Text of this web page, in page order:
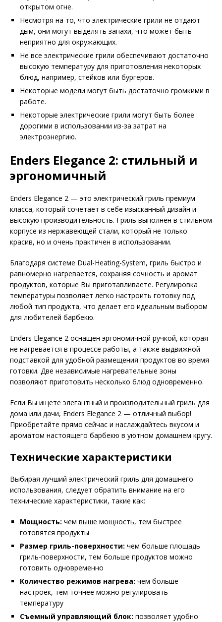
открытом огне.
Несмотря на то, что электрические грили не отдают
дым, они могут выделять запахи, что может быть
неприятно для окружающих.
Не все электрические грили обеспечивают достаточно
высокую температуру для приготовления некоторых
блюд, например, стейков или бургеров.
Некоторые модели могут быть достаточно громкими в
работе.
Некоторые электрические грили могут быть более
дорогими в использовании из-за затрат на
электроэнергию.
Enders Elegance 2: стильный и
эргономичный
Enders Elegance 2 — это электрический гриль премиум
класса, который сочетает в себе изысканный дизайн и
высокую производительность. Гриль выполнен в стильном
корпусе из нержавеющей стали, который не только
красив, но и очень практичен в использовании.
Благодаря cистеме Dual-Heating-System, гриль быстро и
равномерно нагревается, сохраняя сочность и аромат
продуктов, которые Вы приготавливаете. Регулировка
температуры позволяет легко настроить готовку под
любой тип продукта, что делает его идеальным выбором
для любителей барбекю.
Enders Elegance 2 оснащен эргономичной ручкой, которая
не нагревается в процессе работы, а также выдвижной
подставкой для удобной размещения продуктов во время
готовки. Две независимые нагревательные зоны
позволяют приготовить несколько блюд одновременно.
Если Вы ищете элегантный и производительный гриль для
дома или дачи, Enders Elegance 2 — отличный выбор!
Приобретайте прямо сейчас и наслаждайтесь вкусом и
ароматом настоящего барбекю в уютном домашнем кругу.
Технические характеристики
Выбирая лучший электрический гриль для домашнего
использования, следует обратить внимание на его
технические характеристики, такие как:
Мощность: чем выше мощность, тем быстрее
готовятся продукты
Размер гриль-поверхности: чем больше площадь
гриль-поверхности, тем больше продуктов можно
готовить одновременно
Количество режимов нагрева: чем больше
настроек, тем точнее можно регулировать
температуру
Съемный управляющий блок: позволяет удобно